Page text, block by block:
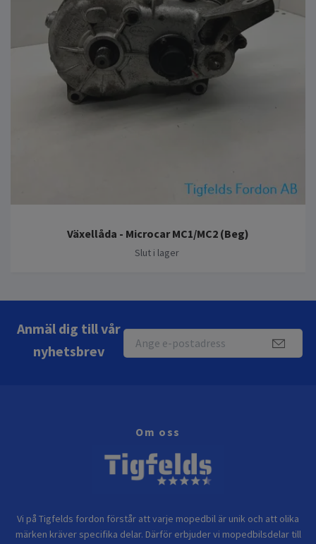
Växellåda - Microcar MC1/MC2 (Beg)
Slut i lager
Anmäl dig till vår
nyhetsbrev
Om oss
Vi på Tigfelds fordon förstår att varje mopedbil är unik och att olika
märken kräver specifika delar. Därför erbjuder vi mopedbilsdelar till